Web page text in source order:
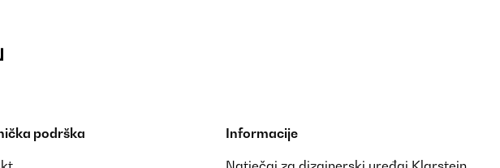
podrška
Informacije